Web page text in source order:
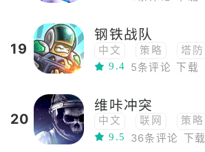
19
钢铁战队
中文 策略
塔防
RTS
即时战略
科幻
9.4 5条评论 下载
20
维咔冲突
中文 联网
策略
动作
联机
RTS
9.5 36条评论 下载